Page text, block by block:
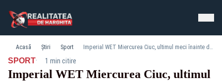
Acasă Știri Sport Imperial WET Miercurea Ciuc, ultimul meci înainte de finală
SPORT· 1 min citire
Imperial WET Miercurea Ciuc, ultimul